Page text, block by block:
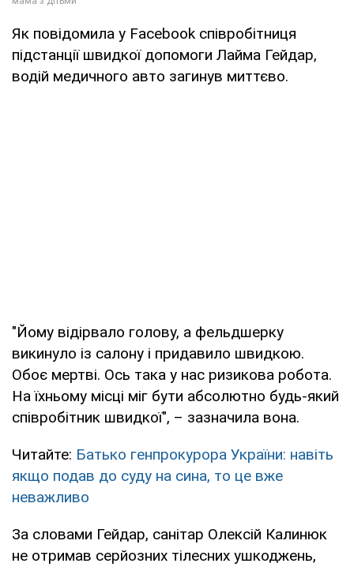
Як повідомила у Facebook співробітниця
підстанції швидкої допомоги Лайма Гейдар,
водій медичного авто загинув миттєво.
"Йому відірвало голову, а фельдшерку
викинуло із салону і придавило швидкою.
Обоє мертві. Ось така у нас ризикова робота.
На їхньому місці міг бути абсолютно будь-який
співробітник швидкої", – зазначила вона.
Читайте: Батько генпрокурора України: навіть
якщо подав до суду на сина, то це вже
неважливо
За словами Гейдар, санітар Олексій Калинюк
не отримав серйозних тілесних ушкоджень,